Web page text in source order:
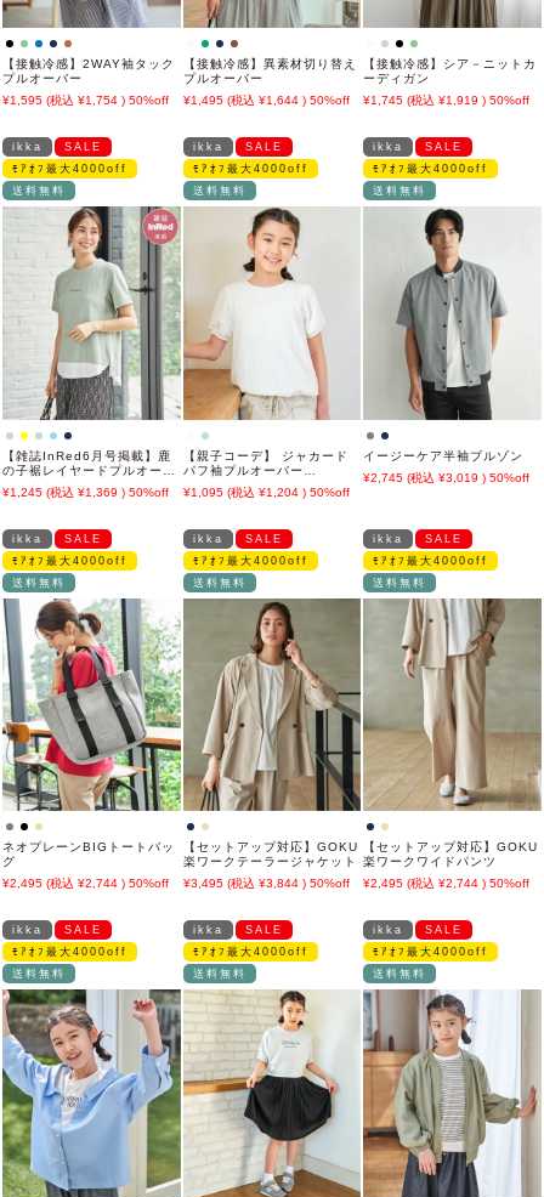
【接触冷感】2WAY袖タック
プルオーバー
1,595
1,754 50%off
【接触冷感】異素材切り替え
プルオーバー
1,495
1,644 50%off
【接触冷感】シア－ニットカ
ーディガン
1,745
1,919 50%off
ikka
SALE
ﾓｱｵﾌ最大4000off
送料無料
【雑誌InRed6月号掲載】鹿
の子裾レイヤードプルオーバ
ー【接触冷感】
1,245 1,369 50%off
ikka
SALE
ﾓｱｵﾌ最大4000off
送料無料
【親子コーデ】 ジャカード
パフ袖プルオーバー
(120cm~160cm)
1,095 1,204 50%off
ikka
SALE
ﾓｱｵﾌ最大4000off
送料無料
イージーケア半袖ブルゾン
2,745
3,019 50%off
ikka
SALE
ﾓｱｵﾌ最大4000off
送料無料
ネオプレーンBIGトートバッ
グ
2,495
2,744 50%off
ikka
SALE
ﾓｱｵﾌ最大4000off
送料無料
【セットアップ対応】GOKU
楽ワークテーラージャケット
3,495
3,844 50%off
ikka
SALE
ﾓｱｵﾌ最大4000off
送料無料
【セットアップ対応】GOKU
楽ワークワイドパンツ
2,495
2,744 50%off
ikka
SALE
ﾓｱｵﾌ最大4000off
送料無料
ikka
SALE
ﾓｱｵﾌ最大4000off
送料無料
ikka
SALE
ﾓｱｵﾌ最大4000off
送料無料